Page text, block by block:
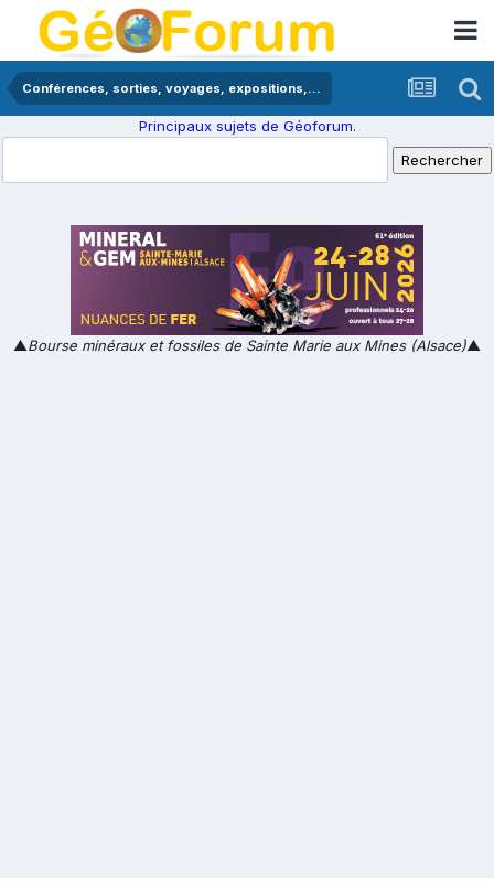
Conférences, sorties, voyages, expositions,...
Principaux sujets de Géoforum.
▲Bourse minéraux et fossiles de Sainte Marie aux Mines (Alsace)▲